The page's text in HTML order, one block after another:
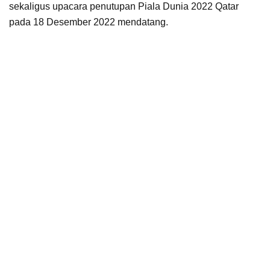
sekaligus upacara penutupan Piala Dunia 2022 Qatar
pada 18 Desember 2022 mendatang.